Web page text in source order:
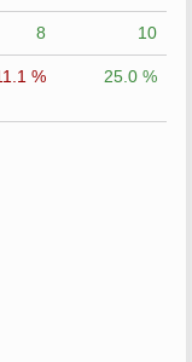
8 10
% 25.0 %